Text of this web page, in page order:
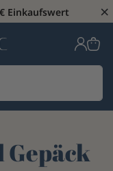
Einkaufswert ×